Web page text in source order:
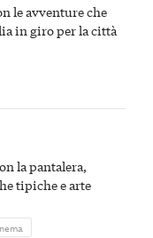
le avventure che
in giro per la città
la pantalera,
tipiche e arte